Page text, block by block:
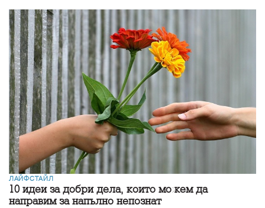
ЛАЙФСТАЙЛ
10 идеи за добри дела, които можем да
направим за напълно непознат